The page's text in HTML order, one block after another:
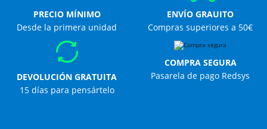
PRECIO MÍNIMO
Desde la primera unidad
ENVÍO GRAUITO
Compras superiores a 50€
DEVOLUCIÓN GRATUITA
15 días para pensártelo
COMPRA SEGURA
Pasarela de pago Redsys